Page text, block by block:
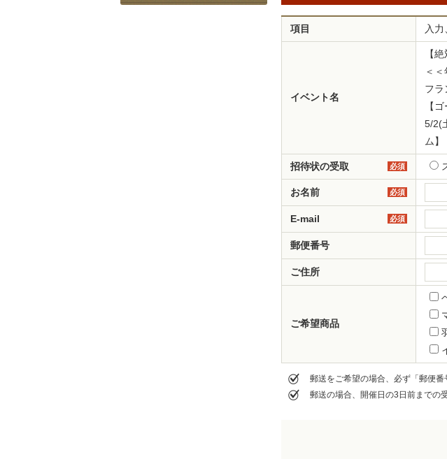
項目 入
イベント名
【
＜
フラ
【
5/2(
ム】
必須
招待状の受取
必須
お名前
必須
E-mail
郵便番号
ご住所
ご希望商品
郵送をご希望の場合、必ず「郵便番
郵送の場合、開催日の3日前までの